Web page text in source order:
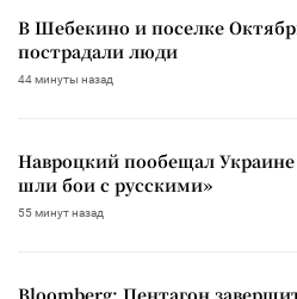
В Шебекино и поселке
пострадали люди
44 минуты назад
Навроцкий пообещал
шли бои с русскими»
55 минут назад
Bloomberg: Пентагон